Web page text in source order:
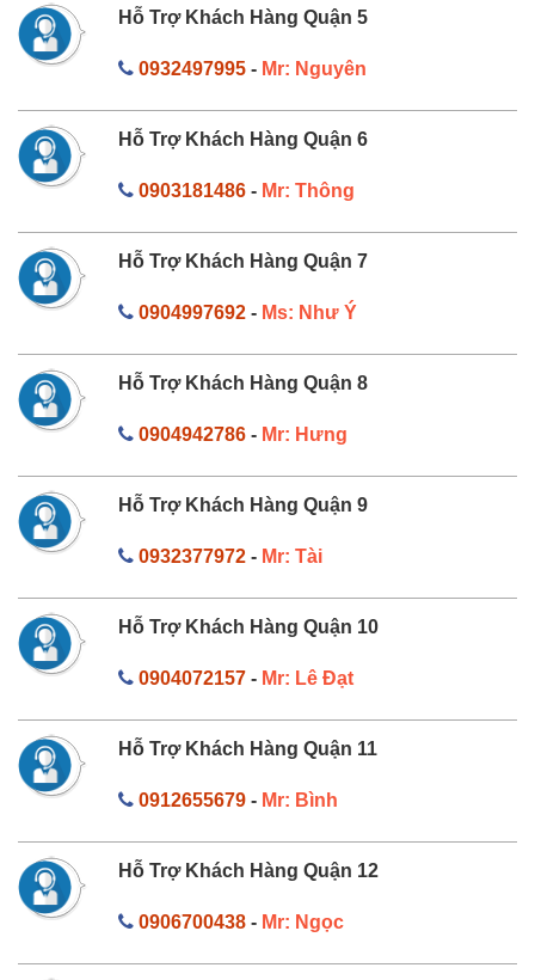
Hỗ Trợ Khách Hàng Quận 5
0932497995- Mr: Nguyên
Hỗ Trợ Khách Hàng Quận 6
0903181486- Mr: Thông
Hỗ Trợ Khách Hàng Quận 7
0904997692- Ms: Như Ý
Hỗ Trợ Khách Hàng Quận 8
0904942786- Mr: Hưng
Hỗ Trợ Khách Hàng Quận 9
0932377972- Mr: Tài
Hỗ Trợ Khách Hàng Quận 10
0904072157- Mr: Lê Đạt
Hỗ Trợ Khách Hàng Quận 11
0912655679- Mr: Bình
Hỗ Trợ Khách Hàng Quận 12
0906700438- Mr: Ngọc